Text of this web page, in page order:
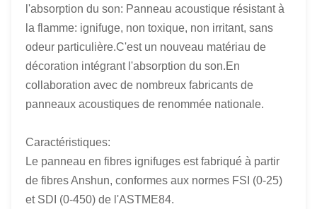
l'absorption du son: Panneau acoustique résistant à
la flamme: ignifuge, non toxique, non irritant, sans
odeur particulière.C'est un nouveau matériau de
décoration intégrant l'absorption du son.En
collaboration avec de nombreux fabricants de
panneaux acoustiques de renommée nationale.
Caractéristiques:
Le panneau en fibres ignifuges est fabriqué à partir
de fibres Anshun, conformes aux normes FSI (0-25)
et SDI (0-450) de l'ASTME84.